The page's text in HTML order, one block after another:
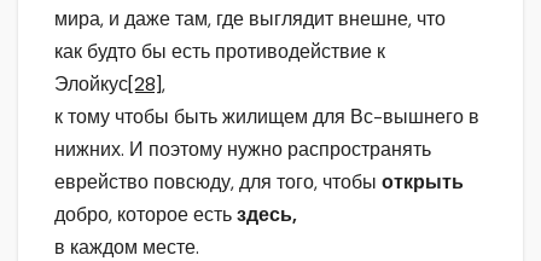
мира, и даже там, где выглядит внешне, что
как будто бы есть противодействие к
Элойкус[28],
к тому чтобы быть жилищем для Вс-вышнего в
нижних. И поэтому нужно распространять
еврейство повсюду, для того, чтобы открыть
добро, которое естьздесь,
в каждом месте.